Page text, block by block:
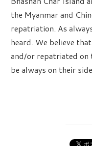
the Myanmar and
repatriation. As
heard. We believe
and/or repatriated on
be always on their